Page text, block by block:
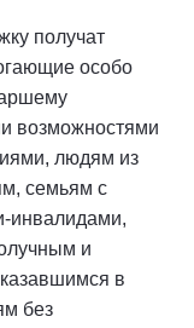
получат
особо
возможностями
людям из
семьям с
инвалидами,
и
в
без